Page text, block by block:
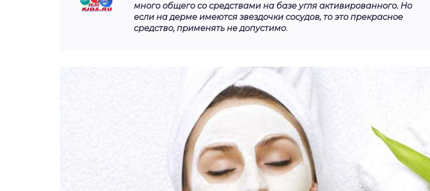
много общего со средствами на базе угля активированного. Но
если на дерме имеются звездочки сосудов, то это прекрасное
средство, применять не допустимо.